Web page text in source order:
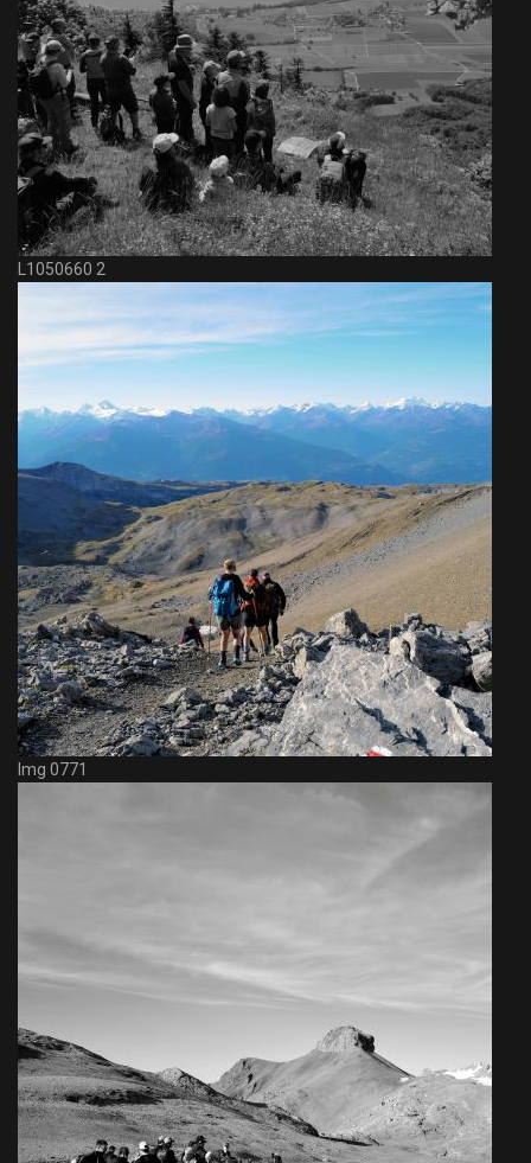
L1050660 2
Img 0771